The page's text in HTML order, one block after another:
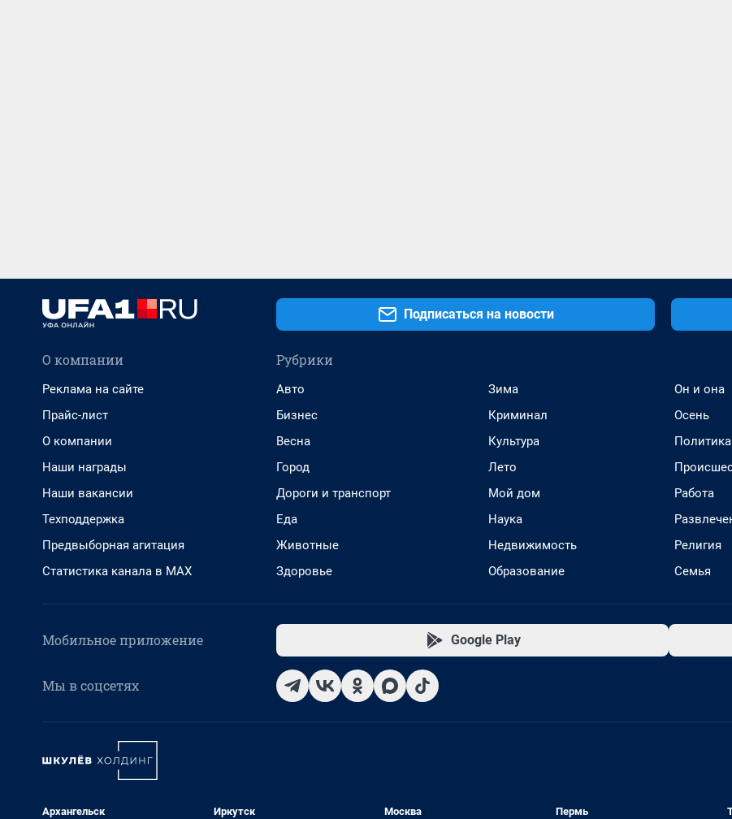
Подписаться на новости
О компании
Реклама на сайте
Прайс-лист
О компании
Наши награды
Наши вакансии
Техподдержка
Предвыборная агитация
Статистика канала в MAX
Рубрики
Авто
Бизнес
Весна
Город
Дороги и транспорт
Еда
Животные
Здоровье
Зима
Криминал
Культура
Лето
Мой дом
Наука
Недвижимость
Образование
Он и она
Осень
Политика
Работа
Религия
Семья
Мобильное приложение Google Play
Мы в соцсетях
Архангельск Иркутск Москва Пермь